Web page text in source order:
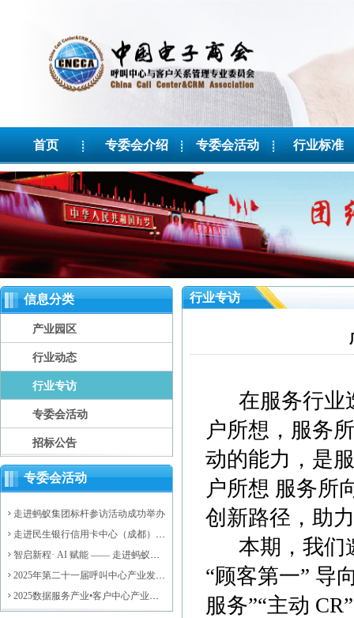
首页 专委会介绍 专委会活动 行业标准
信息分类
产业园区
行业动态
行业专访
专委会活动
招标公告
专委会活动
走进蚂蚁集团标杆参访活动成功举办
走进民生银行信用卡中心（成都）后
台运营中心标杆参访活动成功举办
智启新程· AI 赋能 —— 走进蚂蚁集
团，探索大模型驱动的数智未来活动
2025年第二十一届呼叫中心产业发展
年会成功举办
2025数据服务产业•客户中心产业高
质量发展会议暨济阳区数据服务产业
行业专访
在服务行业
户所想，服务
动的能力，是
户所想 服务所
创新路径，助
本期，我们
“顾客第一” 导
服务”“主动